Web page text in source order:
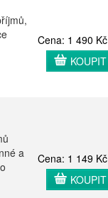
Cena: 1 490 Kč
KOUPIT
a
Cena: 1 149 Kč
KOUPIT